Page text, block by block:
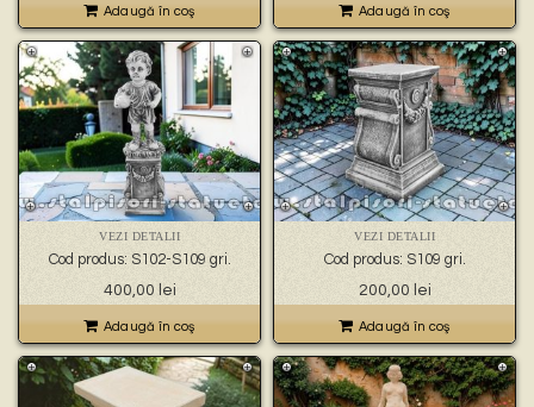
Adaugă în coş Adaugă în coş
VEZI DETALII
Cod produs: S102-S109 gri.
400,00 lei
Adaugă în coş
VEZI DETALII
Cod produs: S109 gri.
200,00 lei
Adaugă în coş